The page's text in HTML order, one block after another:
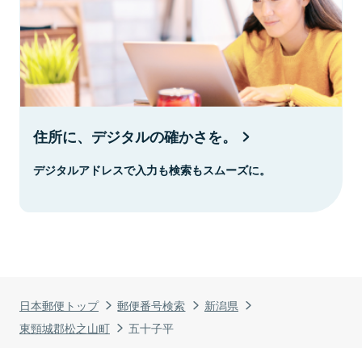
日本郵便トップ 郵便番号検索
新潟県
東頸城郡松之山町
五十子平
住所に、デジタルの確かさを。
デジタルアドレスで入力も検索もスムーズに。